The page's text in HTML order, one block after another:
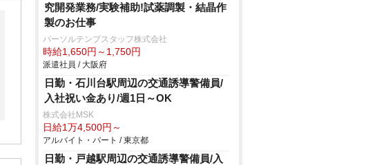
究開発業務/実験補助!試薬調製・結晶作
製のお仕事
パーソルテンプスタッフ株式会社
時給1,650円～1,750円
派遣社員 / 大阪府
日勤・石川台駅周辺の交通誘導警備員/
入社祝い金あり/週1日～OK
株式会社MSK
日給1万4,500円～
アルバイト・パート / 東京都
日勤・戸越駅周辺の交通誘導警備員/入